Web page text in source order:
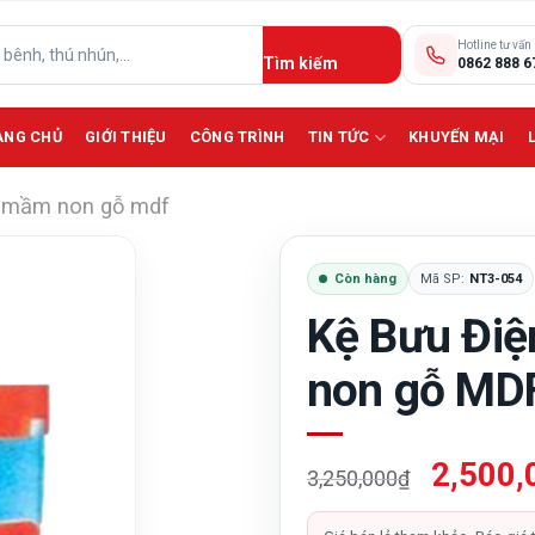
Hotline tư vấn
0862 888
CHỦ GIỚI THIỆU CÔNG TRÌNH TIN TỨC KHUYẾN MẠI
non gỗ mdf
Còn hàng Mã SP: NT3-054
Kệ Bưu
non gỗ
3,250,000₫
Giá
gốc